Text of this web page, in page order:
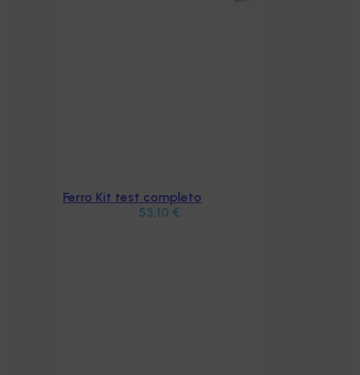
Aggiungi al carrello
Ferro Kit test completo
53,10 €